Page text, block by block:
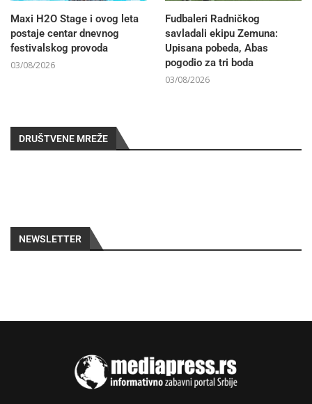
Maxi H2O Stage i ovog leta
postaje centar dnevnog
festivalskog provoda
03/08/2026
Fudbaleri Radničkog
savladali ekipu Zemuna:
Upisana pobeda, Abas
pogodio za tri boda
03/08/2026
DRUŠTVENE MREŽE
NEWSLETTER